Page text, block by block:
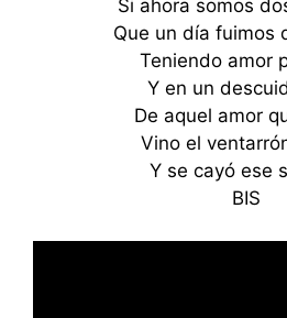
Si ahora somos
Que un día fuimos
Teniendo amor
Y en un
De aquel amor
Vino el
Y se cayó ese
BIS